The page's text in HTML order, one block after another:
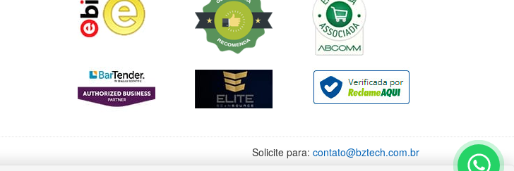
Solicite para: contato@bztech.com.br